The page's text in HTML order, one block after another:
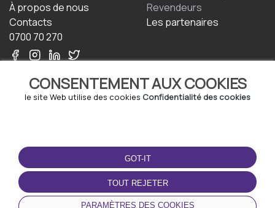
CONSENTEMENT AUX COOKIES
le site Web utilise des cookies Confidentialité des cookies
GOT-IT
TOUT REJETER
PARAMÈTRES DES COOKIES
À propos de nous
Contacts
0700 70 270
Revendeurs
Les partenaires
TERMS-OF-USE
Termes et conditions
Politique de confidentialité
Politique relative aux
cookies
TÉLÉCHARGEZ
L'APPLICATION